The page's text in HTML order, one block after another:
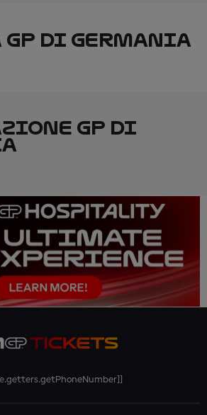
GP DI GERMANIA
GP DI